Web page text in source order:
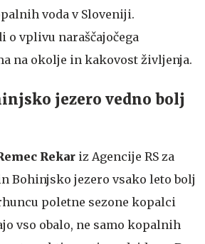
voda v Sloveniji.
o vplivu naraščajočega
na okolje in kakovost življenja.
jezero vedno bolj
Rekar iz Agencije RS za
Bohinjsko jezero vsako leto bolj
poletne sezone kopalci
vso obalo, ne samo kopalnih